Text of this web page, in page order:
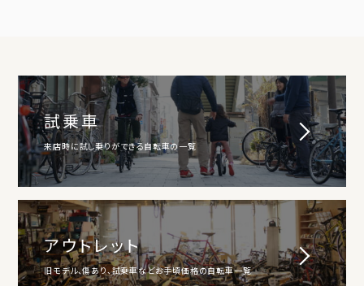
試乗車
来店時に試し乗りができる自転車の一覧
アウトレット
旧モデル、傷あり、試乗車などお手頃価格の自転車一覧